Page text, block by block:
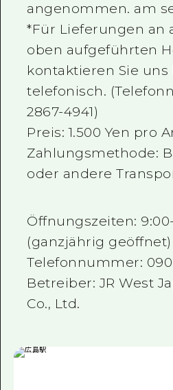
angenommen. am
*Für Lieferungen an
oben aufgeführten
kontaktieren Sie uns
telefonisch.
2867-4941)
Preis: 1.500 Yen pro
Zahlungsmethode:
oder andere
Öffnungszeiten:
(ganzjährig geöffnet)
Telefonnummer:
Betreiber: JR West
Co., Ltd.